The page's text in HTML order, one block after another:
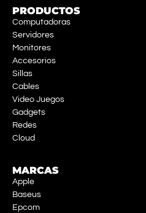
PRODUCTOS
Computadoras
Servidores
Monitores
Accesorios
Sillas
Cables
Video Juegos
Gadgets
Redes
Cloud
MARCAS
Apple
Baseus
Epcom